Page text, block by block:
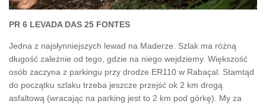
PR 6 LEVADA DAS 25 FONTES
Jedna z najsłynniejszych lewad na Maderze. Szlak ma różną
długość zależnie od tego, gdzie na niego wejdziemy. Większość
osób zaczyna z parkingu przy drodze ER110 w Rabaçal. Stamtąd
do początku szlaku trzeba jeszcze przejść ok 2 km drogą
asfaltową (wracając na parking jest to 2 km pod górkę). My za